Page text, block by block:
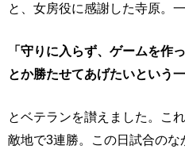
と、女房役に感謝した寺原。
「守りに入らず、ゲームを作
とか勝たせてあげたいという
とベテランを讃えました。こ
敵地で3連勝。この日試合の